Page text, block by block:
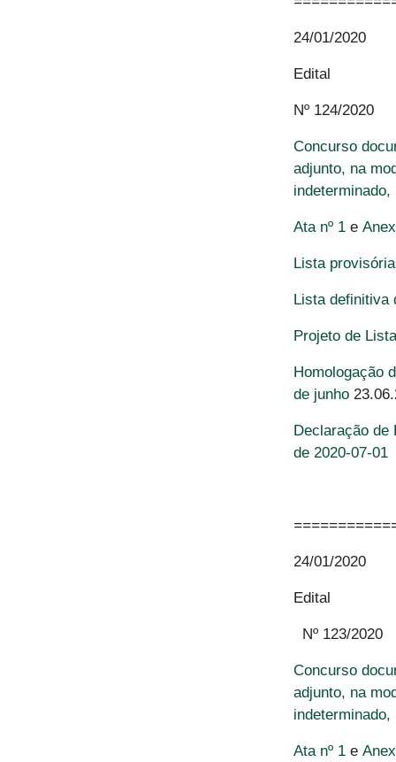
24/01/2020
Edital
Nº 124/2020
Concurso
adjunto, na
Ata nº 1 e
Lista
Lista definitiva
Projeto de
Homologação
de junho
Declaração de
de 2020-07-01
24/01/2020
Edital
Nº 123/2020
Concurso
adjunto, na
Ata nº 1 e